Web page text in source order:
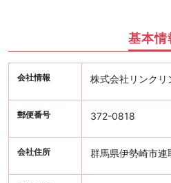
基本情
会社情報 株式会社リンクリ
郵便番号 372-0818
会社住所 群馬県伊勢崎市